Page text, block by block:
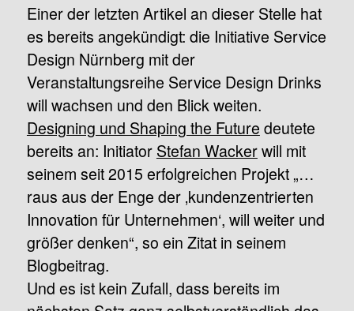
Einer der letzten Artikel an dieser Stelle hat
es bereits angekündigt: die Initiative Service
Design Nürnberg mit der
Veranstaltungsreihe Service Design Drinks
will wachsen und den Blick weiten.
Designing und Shaping the Future deutete
bereits an: Initiator Stefan Wackerwill mit
seinem seit 2015 erfolgreichen Projekt „…
raus aus der Enge der ‚kundenzentrierten
Innovation für Unternehmen‘, will weiter und
größer denken“, so ein Zitat in seinem
Blogbeitrag.
Und es ist kein Zufall, dass bereits im